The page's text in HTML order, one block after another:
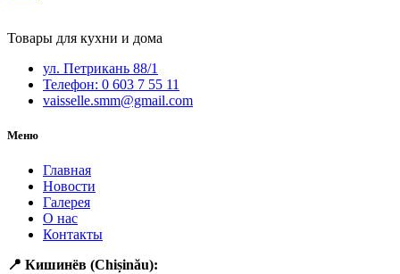
Товары для кухни и дома
ул. Петрикань 88/1
Телефон: 0 603 7 55 11
vaisselle.smm@gmail.com
Меню
Главная
Новости
Галерея
О нас
Контакты
📍 Кишинёв (Chișinău):